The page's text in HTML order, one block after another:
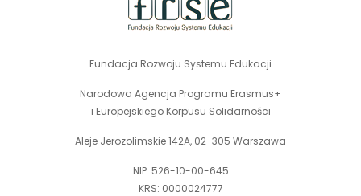
Fundacja Rozwoju Systemu Edukacji
Narodowa Agencja Programu Erasmus+
i Europejskiego Korpusu Solidarności
Aleje Jerozolimskie 142A, 02-305 Warszawa
NIP: 526-10-00-645
KRS: 0000024777